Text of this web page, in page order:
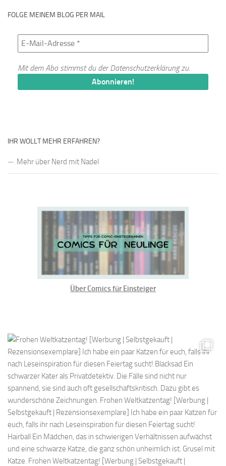
FOLGE MEINEM BLOG PER MAIL
Mit dem Abo stimmst du derDatenschutzerklärungzu.
IHR WOLLT MEHR ERFAHREN?
Mehr über Nerd mit Nadel
Über Comics für Einsteiger